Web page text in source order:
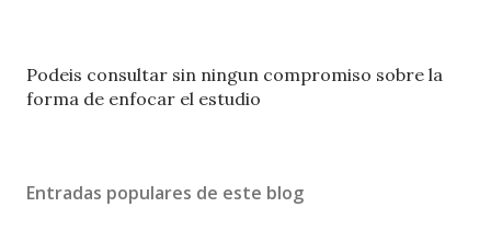
P
u
c
Podeis consultar sin ningun compromiso sobre la
forma de enfocar el estudio
Entradas populares de este blog